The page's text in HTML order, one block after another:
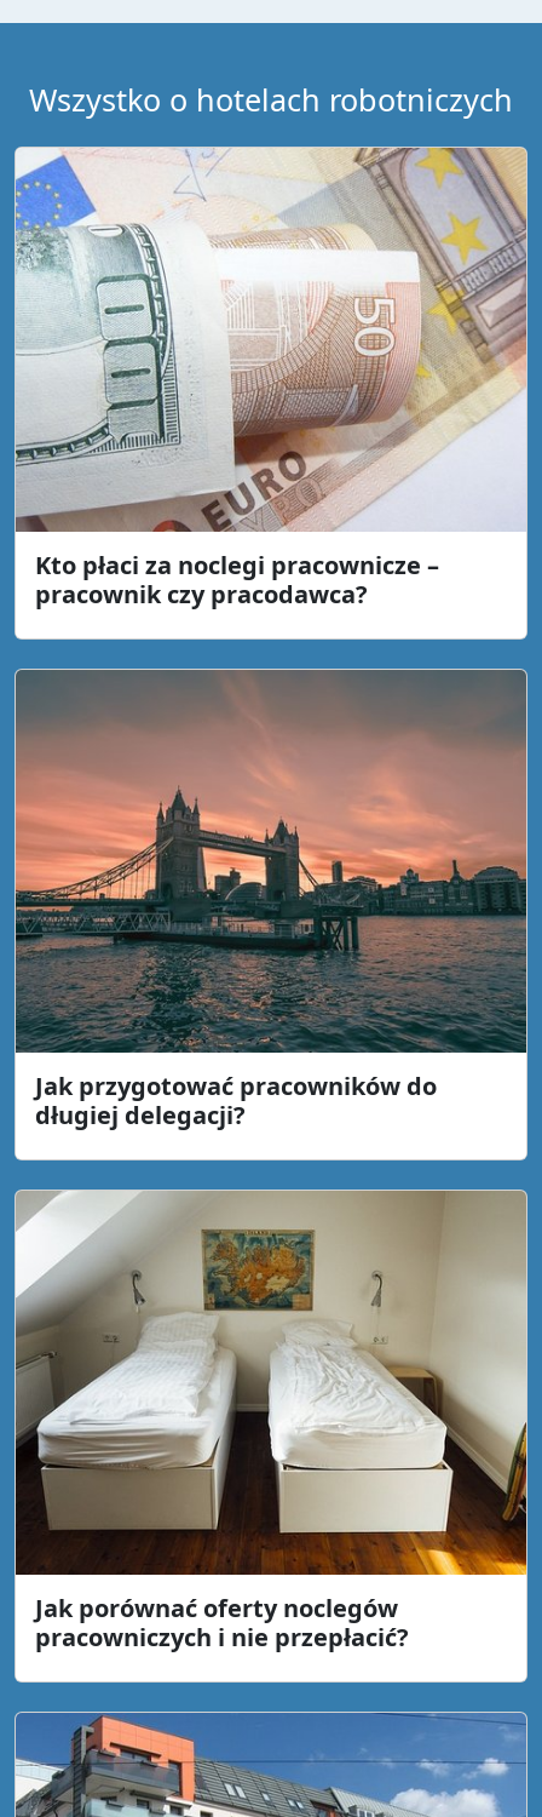
Wszystko o hotelach robotniczych
Kto płaci za noclegi pracownicze –
pracownik czy pracodawca?
Jak przygotować pracowników do
długiej delegacji?
Jak porównać oferty noclegów
pracowniczych i nie przepłacić?